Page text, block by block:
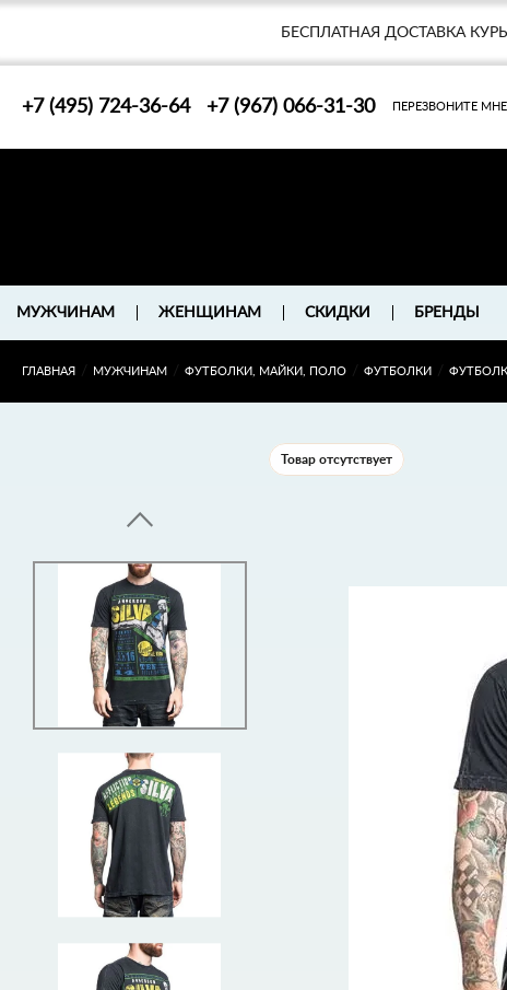
БЕСПЛАТНАЯ ДОСТАВКА
+7 (495) 724-36-64 +7 (967) 066-31-30 ПЕРЕЗВОНИТЕ МНЕ
МУЖЧИНАМ ЖЕНЩИНАМ СКИДКИ БРЕНДЫ
ГЛАВНАЯ МУЖЧИНАМ ФУТБОЛКИ, МАЙКИ, ПОЛО ФУТБОЛКИ ФУТБОЛКА
Товар отсутствует